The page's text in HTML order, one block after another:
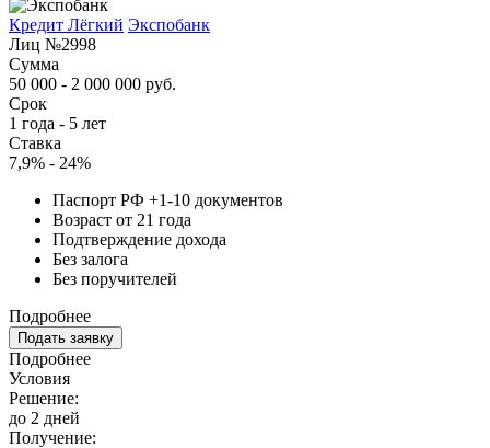
Кредит Лёгкий Экспобанк
Лиц №2998
Сумма
50 000 - 2 000 000 руб.
Срок
1 года - 5 лет
Ставка
7,9% - 24%
Паспорт РФ +1-10 документов
Возраст от 21 года
Подтверждение дохода
Без залога
Без поручителей
Подробнее
Подать заявку
Подробнее
Условия
Решение:
до 2 дней
Получение: